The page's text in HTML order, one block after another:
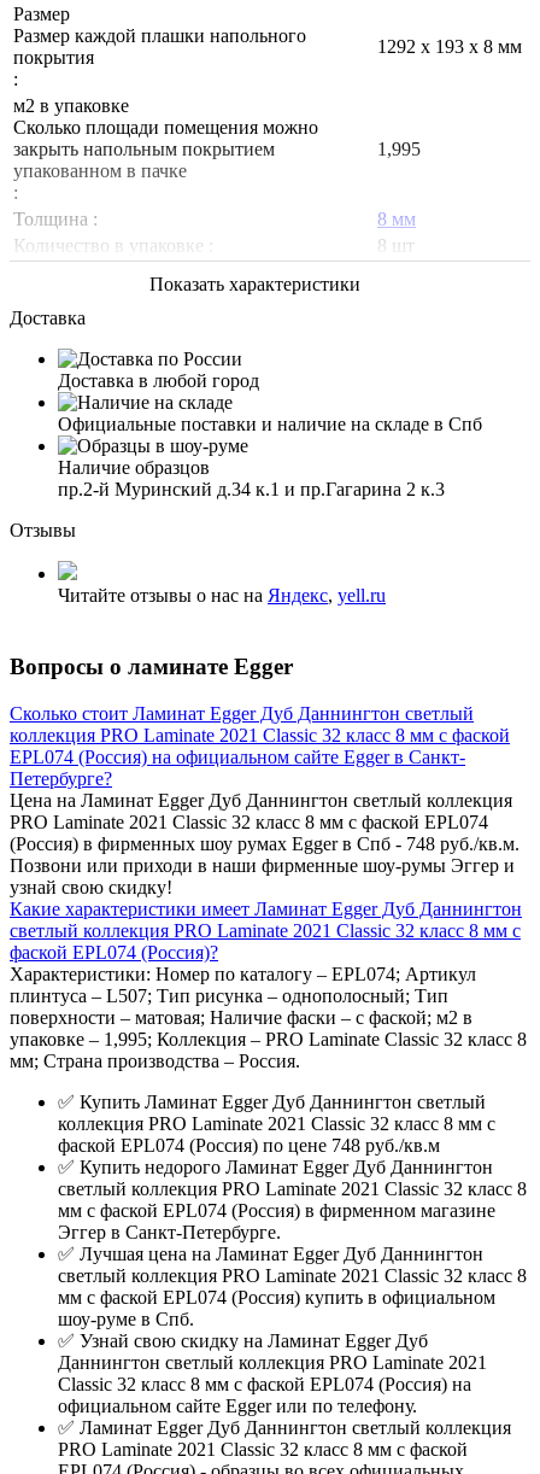
Размер
Размер каждой плашки напольного
покрытия
:
1292 х 193 х 8 мм
м2 в упаковке
Сколько площади помещения можно
закрыть напольным покрытием
упакованном в пачке
:
1,995
Толщина :
8 мм
Количество в упаковке :
8 шт
Показать характеристики
Доставка
Доставка в любой город
Официальные поставки и наличие на складе в Спб
Наличие образцов
пр.2-й Муринский д.34 к.1 и пр.Гагарина 2 к.3
Отзывы
Читайте отзывы о нас на Яндекс, yell.ru
Вопросы о ламинате Egger
Сколько стоит Ламинат Egger Дуб Даннингтон светлый
коллекция PRO Laminate 2021 Classic 32 класс 8 мм с фаской
EPL074 (Россия) на официальном сайте Egger в Санкт-
Петербурге?
Цена на Ламинат Egger Дуб Даннингтон светлый коллекция
PRO Laminate 2021 Classic 32 класс 8 мм с фаской EPL074
(Россия) в фирменных шоу румах Egger в Спб - 748 руб./кв.м.
Позвони или приходи в наши фирменные шоу-румы Эггер и
узнай свою скидку!
Какие характеристики имеет Ламинат Egger Дуб Даннингтон
светлый коллекция PRO Laminate 2021 Classic 32 класс 8 мм с
фаской EPL074 (Россия)?
Характеристики: Номер по каталогу – EPL074; Артикул
плинтуса – L507; Тип рисунка – однополосный; Тип
поверхности – матовая; Наличие фаски – с фаской; м2 в
упаковке – 1,995; Коллекция – PRO Laminate Classic 32 класс 8
мм; Страна производства – Россия.
✅ Купить Ламинат Egger Дуб Даннингтон светлый
коллекция PRO Laminate 2021 Classic 32 класс 8 мм с
фаской EPL074 (Россия) по цене 748 руб./кв.м
✅ Купить недорого Ламинат Egger Дуб Даннингтон
светлый коллекция PRO Laminate 2021 Classic 32 класс 8
мм с фаской EPL074 (Россия) в фирменном магазине
Эггер в Санкт-Петербурге.
✅ Лучшая цена на Ламинат Egger Дуб Даннингтон
светлый коллекция PRO Laminate 2021 Classic 32 класс 8
мм с фаской EPL074 (Россия) купить в официальном
шоу-руме в Спб.
✅ Узнай свою скидку на Ламинат Egger Дуб
Даннингтон светлый коллекция PRO Laminate 2021
Classic 32 класс 8 мм с фаской EPL074 (Россия) на
официальном сайте Egger или по телефону.
✅ Ламинат Egger Дуб Даннингтон светлый коллекция
PRO Laminate 2021 Classic 32 класс 8 мм с фаской